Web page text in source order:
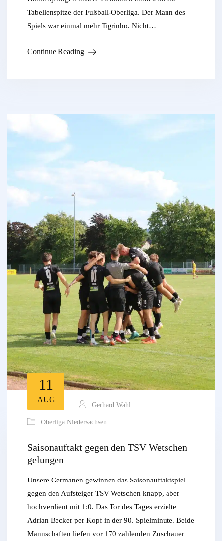
Tabellenspitze der Fußball-Oberliga. Der Mann des
Spiels war einmal mehr Tigrinho. Nicht…
Continue Reading
11
AUG
Gerhard Wahl
Oberliga Niedersachsen
Saisonauftakt gegen den TSV Wetschen
gelungen
Unsere Germanen gewinnen das Saisonauftaktspiel
gegen den Aufsteiger TSV Wetschen knapp, aber
hochverdient mit 1:0. Das Tor des Tages erzielte
Adrian Becker per Kopf in der 90. Spielminute. Beide
Mannschaften liefen vor 170 zahlenden Zuschauer